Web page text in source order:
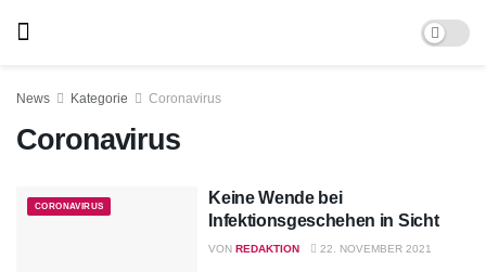
News Kategorie Coronavirus
Coronavirus
CORONAVIRUS
Keine Wende bei
Infektionsgeschehen in Sicht
VON REDAKTION 22. NOVEMBER 2021